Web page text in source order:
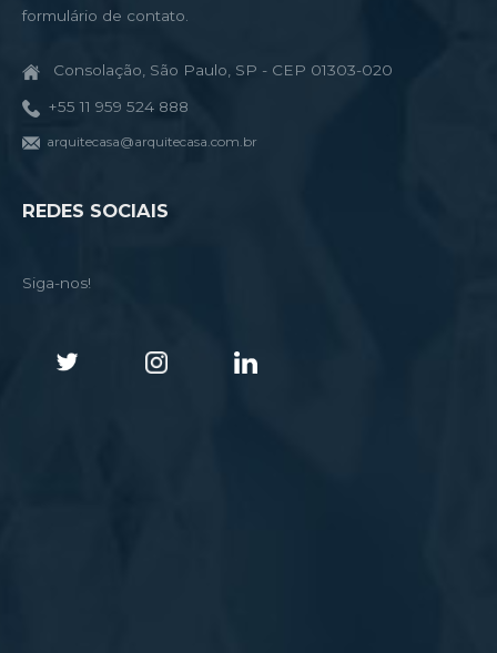
formulário de contato.
Consolação, São Paulo, SP - CEP 01303-020
+55 11 959 524 888
arquitecasa@arquitecasa.com.br
REDES SOCIAIS
Siga-nos!